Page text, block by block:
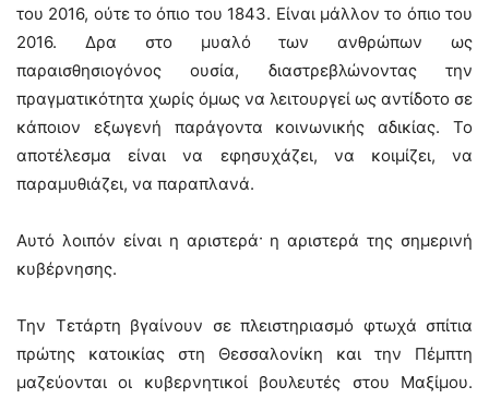
του 2016, ούτε το όπιο του 1843. Είναι μάλλον το όπιο του
2016. Δρα στο μυαλό των ανθρώπων ως
παραισθησιογόνος ουσία, διαστρεβλώνοντας την
πραγματικότητα χωρίς όμως να λειτουργεί ως αντίδοτο σε
κάποιον εξωγενή παράγοντα κοινωνικής αδικίας. Το
αποτέλεσμα είναι να εφησυχάζει, να κοιμίζει, να
παραμυθιάζει, να παραπλανά.
Αυτό λοιπόν είναι η αριστερά· η αριστερά της σημερινή
κυβέρνησης.
Την Τετάρτη βγαίνουν σε πλειστηριασμό φτωχά σπίτια
πρώτης κατοικίας στη Θεσσαλονίκη και την Πέμπτη
μαζεύονται οι κυβερνητικοί βουλευτές στου Μαξίμου.